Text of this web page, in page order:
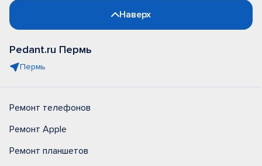
Наверх
Pedant.ru Пермь
Пермь
Ремонт телефонов
Ремонт Apple
Ремонт планшетов